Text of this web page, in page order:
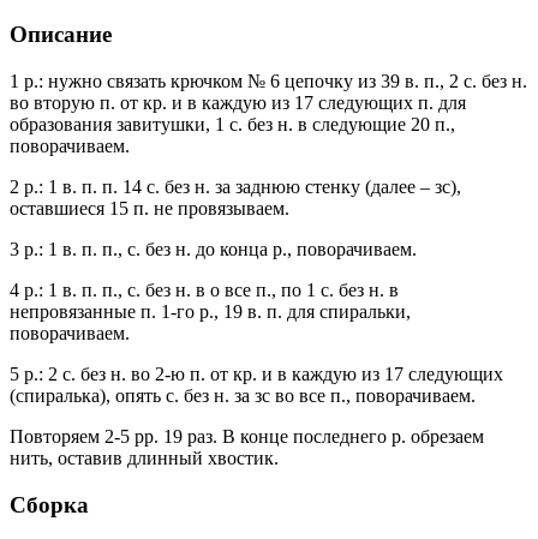
Описание
1 р.: нужно связать крючком № 6 цепочку из 39 в. п., 2 с. без н.
во вторую п. от кр. и в каждую из 17 следующих п. для
образования завитушки, 1 с. без н. в следующие 20 п.,
поворачиваем.
2 р.: 1 в. п. п. 14 с. без н. за заднюю стенку (далее – зс),
оставшиеся 15 п. не провязываем.
3 р.: 1 в. п. п., с. без н. до конца р., поворачиваем.
4 р.: 1 в. п. п., с. без н. в о все п., по 1 с. без н. в
непровязанные п. 1-го р., 19 в. п. для спиральки,
поворачиваем.
5 р.: 2 с. без н. во 2-ю п. от кр. и в каждую из 17 следующих
(спиралька), опять с. без н. за зс во все п., поворачиваем.
Повторяем 2-5 рр. 19 раз. В конце последнего р. обрезаем
нить, оставив длинный хвостик.
Сборка